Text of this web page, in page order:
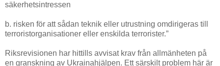
säkerhetsintressen
b. risken för att sådan teknik eller utrustning omdirigeras till
terroristorganisationer eller enskilda terrorister.”
Riksrevisionen har hittills avvisat krav från allmänheten på
en granskning av Ukrainahjälpen. Ett särskilt problem här är